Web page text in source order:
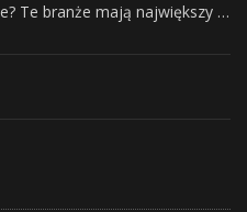
Własna firma chodzi Ci po głowie? Te branże mają największy potencjał rozwoju